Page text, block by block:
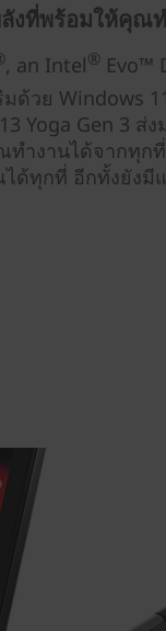
งที่พร้อมให้คุณ
, an Intel® Evo™
ด้วย Windows
Yoga Gen 3
ำงานได้จากทุก
ด้ทุกที่ อีกทั้งยังมี